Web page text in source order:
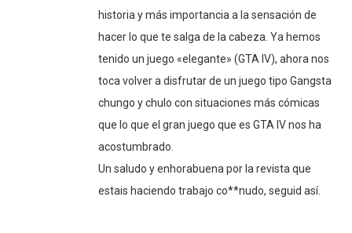
historia y más importancia a la sensación de
hacer lo que te salga de la cabeza. Ya hemos
tenido un juego «elegante» (GTA IV), ahora nos
toca volver a disfrutar de un juego tipo Gangsta
chungo y chulo con situaciones más cómicas
que lo que el gran juego que es GTA IV nos ha
acostumbrado.
Un saludo y enhorabuena por la revista que
estais haciendo trabajo co**nudo, seguid así.